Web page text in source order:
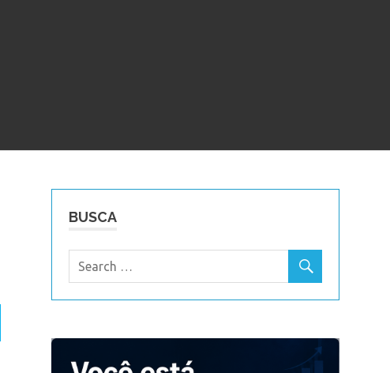
BUSCA